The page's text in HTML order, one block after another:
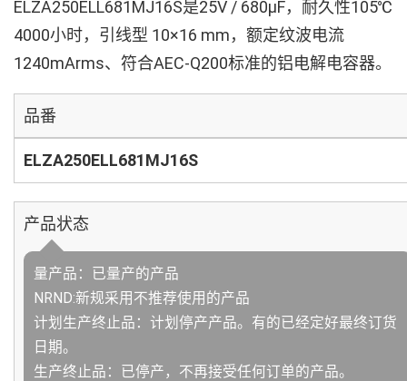
ELZA250ELL681MJ16S是25V / 680µF，耐久性105℃
4000小时，引线型 10×16 mm，额定纹波电流
1240mArms、符合AEC-Q200标准的铝电解电容器。
品番
ELZA250ELL681MJ16S
产品状态
量产品：已量产的产品
NRND:新规采用不推荐使用的产品
计划生产终止品：计划停产产品。有的已经定好最终订货
日期。
生产终止品：已停产，不再接受任何订单的产品。